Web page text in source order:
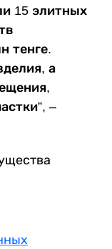
15 элитных
тенге.
а
–